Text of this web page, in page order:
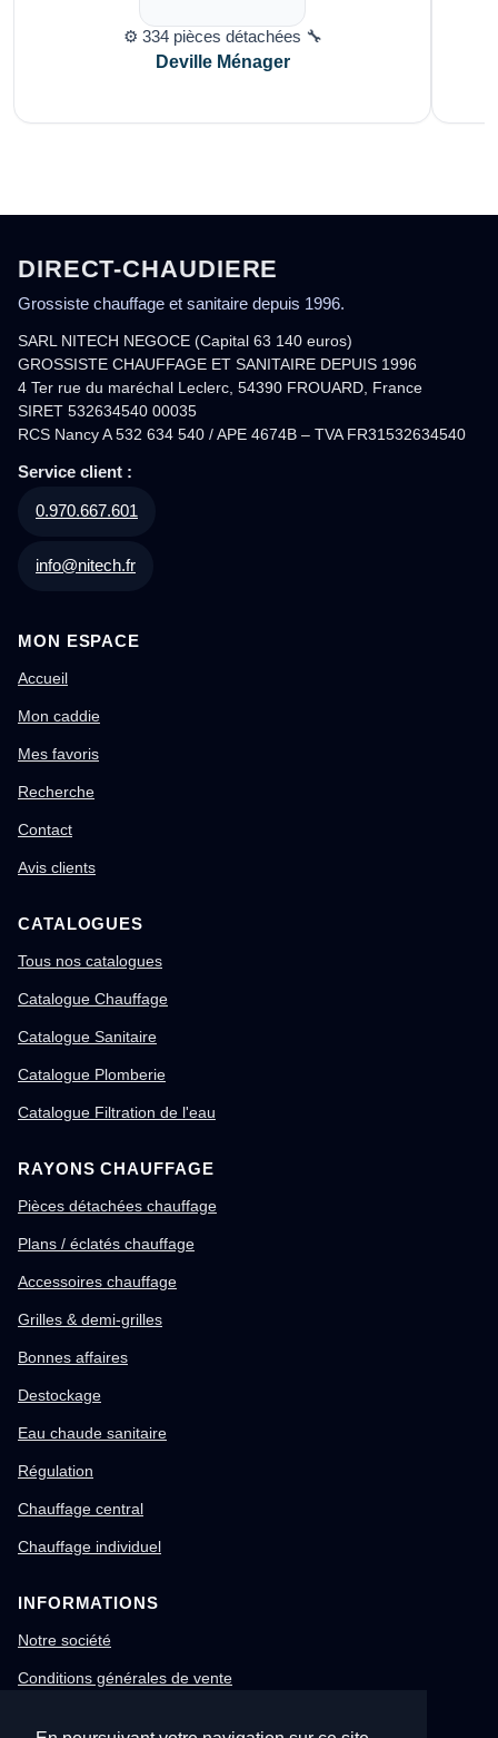
⚙️ 334 pièces détachées 🔧
Deville Ménager
DIRECT-CHAUDIERE
Grossiste chauffage et sanitaire depuis 1996.
SARL NITECH NEGOCE (Capital 63 140 euros)
GROSSISTE CHAUFFAGE ET SANITAIRE DEPUIS 1996
4 Ter rue du maréchal Leclerc, 54390 FROUARD, France
SIRET 532634540 00035
RCS Nancy A 532 634 540 / APE 4674B – TVA FR31532634540
Service client :
0.970.667.601
info@nitech.fr
MON ESPACE
Accueil
Mon caddie
Mes favoris
Recherche
Contact
Avis clients
CATALOGUES
Tous nos catalogues
Catalogue Chauffage
Catalogue Sanitaire
Catalogue Plomberie
Catalogue Filtration de l'eau
RAYONS CHAUFFAGE
Pièces détachées chauffage
Plans / éclatés chauffage
Accessoires chauffage
Grilles & demi-grilles
Bonnes affaires
Destockage
Eau chaude sanitaire
Régulation
Chauffage central
Chauffage individuel
INFORMATIONS
Notre société
Conditions générales de vente